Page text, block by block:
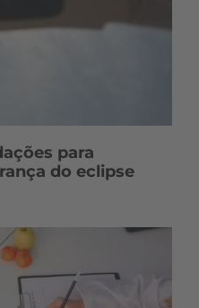
para
do eclipse